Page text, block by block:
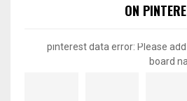
ON
pinterest data error: Please add
board